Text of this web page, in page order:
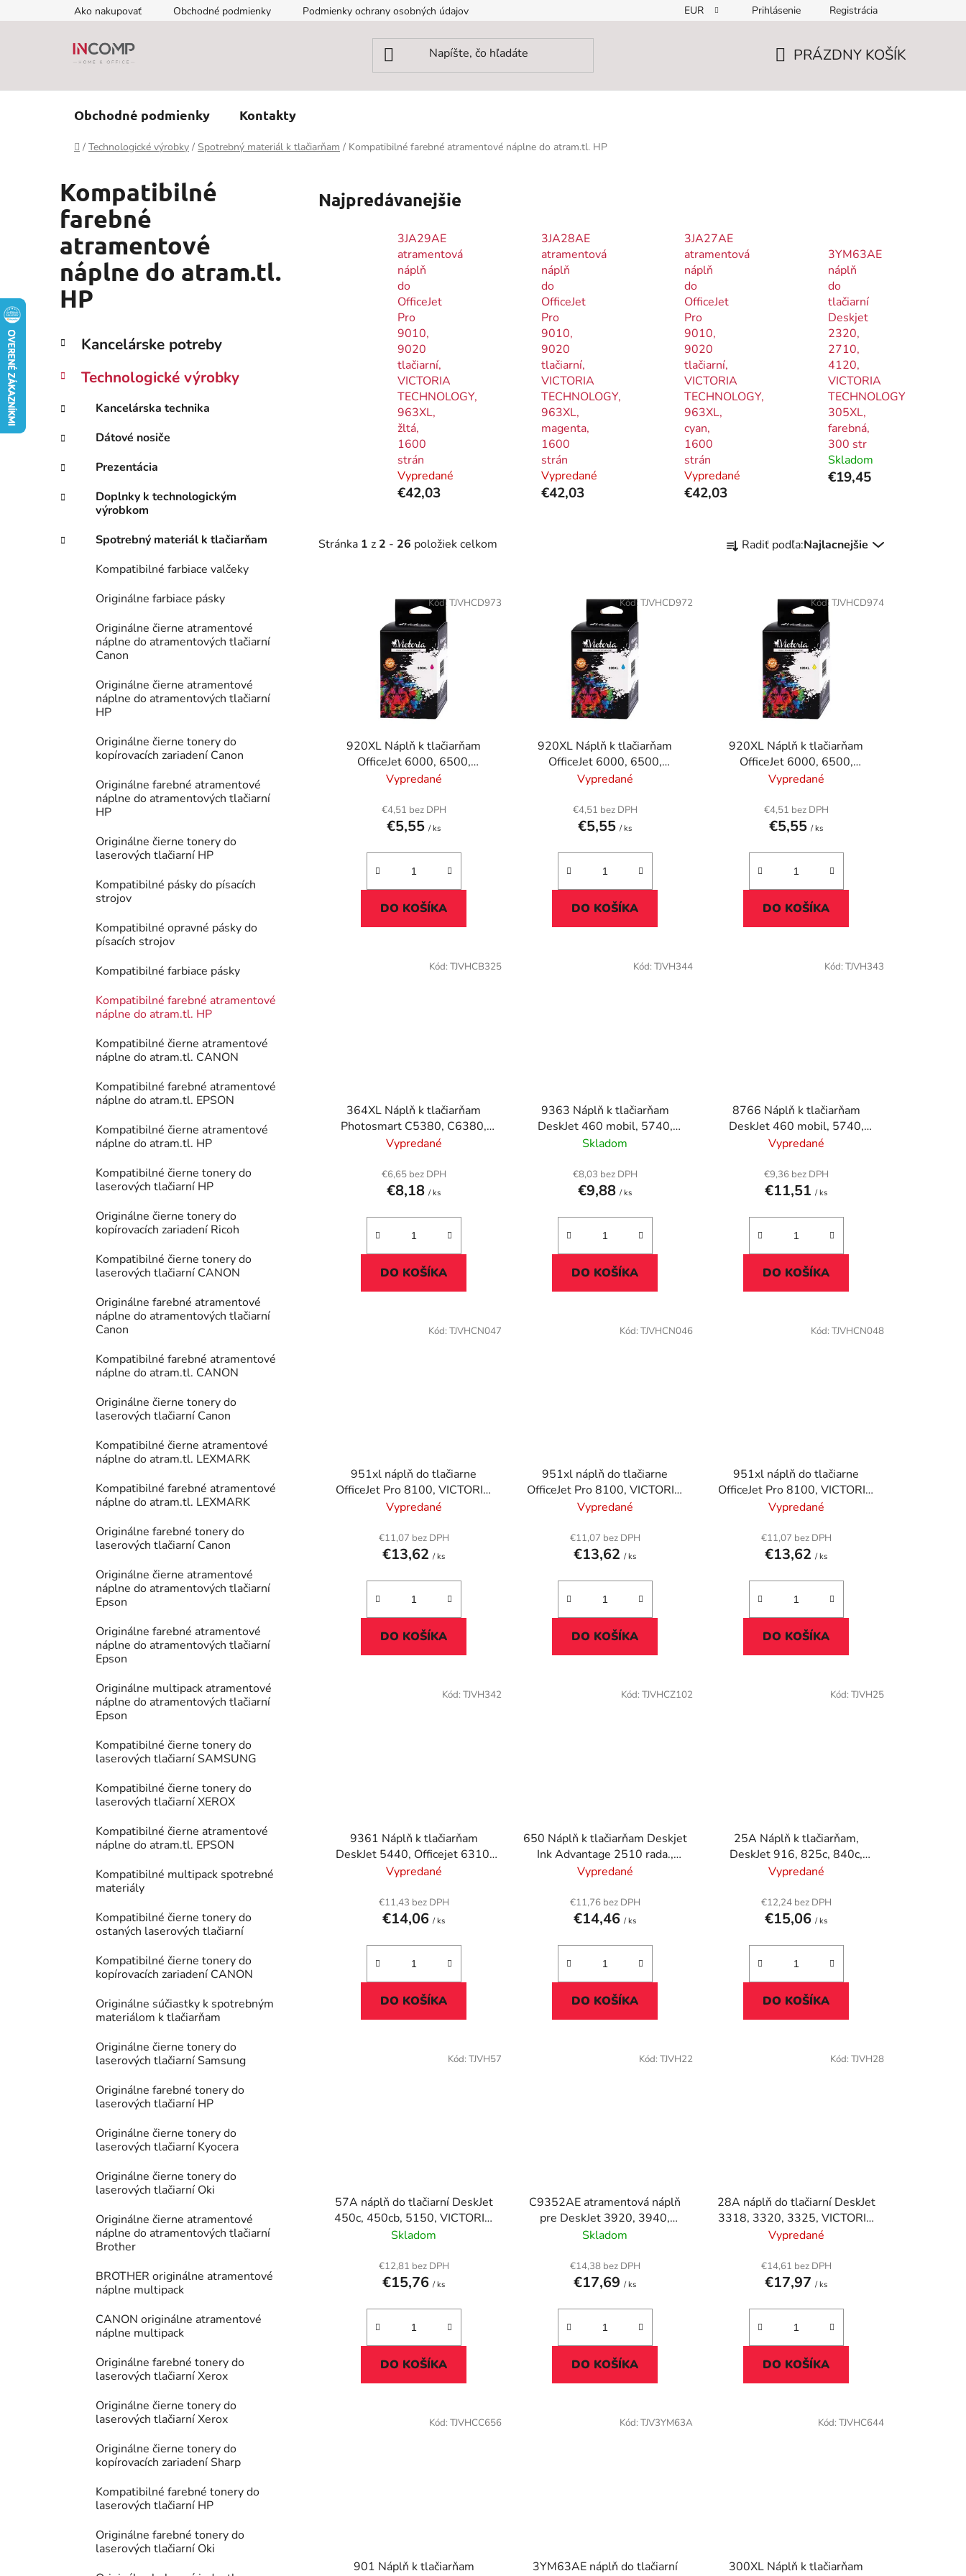
na
Ako nakupovať Obchodné podmienky Podmienky ochrany osobných údajov EUR Prihlásenie Registrácia
PRÁZDNY KOŠÍK
Obchodné podmienky Kontakty
Domov
/ Technologické výrobky / Spotrebný materiál k tlačiarňam / Kompatibilné farebné atramentové náplne do atram.tl. HP
Kompatibilné
farebné
atramentové
náplne do atram.tl.
HP
B
č
ý
p
a
n
l
Preskočiť
kategórie
K
a
e
ó
i
e
Kancelárske potreby
Technologické výrobky
Kancelárska technika
Dátové nosiče
Prezentácia
Doplnky k technologickým
výrobkom
Spotrebný materiál k tlačiarňam
Kompatibilné farbiace valčeky
Originálne farbiace pásky
Originálne čierne atramentové
náplne do atramentových tlačiarní
Canon
Originálne čierne atramentové
náplne do atramentových tlačiarní
HP
Originálne čierne tonery do
kopírovacích zariadení Canon
Originálne farebné atramentové
náplne do atramentových tlačiarní
HP
Originálne čierne tonery do
laserových tlačiarní HP
Kompatibilné pásky do písacích
strojov
Kompatibilné opravné pásky do
písacích strojov
Kompatibilné farbiace pásky
Kompatibilné farebné atramentové
náplne do atram.tl. HP
Kompatibilné čierne atramentové
náplne do atram.tl. CANON
Kompatibilné farebné atramentové
náplne do atram.tl. EPSON
Kompatibilné čierne atramentové
náplne do atram.tl. HP
Kompatibilné čierne tonery do
laserových tlačiarní HP
Originálne čierne tonery do
kopírovacích zariadení Ricoh
Kompatibilné čierne tonery do
laserových tlačiarní CANON
Originálne farebné atramentové
náplne do atramentových tlačiarní
Canon
Kompatibilné farebné atramentové
náplne do atram.tl. CANON
Originálne čierne tonery do
laserových tlačiarní Canon
Kompatibilné čierne atramentové
náplne do atram.tl. LEXMARK
Kompatibilné farebné atramentové
náplne do atram.tl. LEXMARK
Originálne farebné tonery do
laserových tlačiarní Canon
Originálne čierne atramentové
náplne do atramentových tlačiarní
Epson
Originálne farebné atramentové
náplne do atramentových tlačiarní
Epson
Originálne multipack atramentové
náplne do atramentových tlačiarní
Epson
Kompatibilné čierne tonery do
laserových tlačiarní SAMSUNG
Kompatibilné čierne tonery do
laserových tlačiarní XEROX
Kompatibilné čierne atramentové
náplne do atram.tl. EPSON
Kompatibilné multipack spotrebné
materiály
Kompatibilné čierne tonery do
ostaných laserových tlačiarní
Kompatibilné čierne tonery do
kopírovacích zariadení CANON
Originálne súčiastky k spotrebným
materiálom k tlačiarňam
Originálne čierne tonery do
laserových tlačiarní Samsung
Originálne farebné tonery do
laserových tlačiarní HP
Originálne čierne tonery do
laserových tlačiarní Kyocera
Originálne čierne tonery do
laserových tlačiarní Oki
Originálne čierne atramentové
náplne do atramentových tlačiarní
Brother
BROTHER originálne atramentové
náplne multipack
CANON originálne atramentové
náplne multipack
Originálne farebné tonery do
laserových tlačiarní Xerox
Originálne čierne tonery do
laserových tlačiarní Xerox
Originálne čierne tonery do
kopírovacích zariadení Sharp
Kompatibilné farebné tonery do
laserových tlačiarní HP
Originálne farebné tonery do
laserových tlačiarní Oki
Najpredávanejšie
3JA29AE
atramentová
náplň
do
OfficeJet
Pro
9010,
9020
tlačiarní,
VICTORIA
TECHNOLOGY,
963XL,
žltá,
1600
strán
Vypredané
€42,03
3JA28AE
atramentová
náplň
do
OfficeJet
Pro
9010,
9020
tlačiarní,
VICTORIA
TECHNOLOGY,
963XL,
magenta,
1600
strán
Vypredané
€42,03
3JA27AE
atramentová
náplň
do
OfficeJet
Pro
9010,
9020
tlačiarní,
VICTORIA
TECHNOLOGY,
963XL,
cyan,
1600
strán
Vypredané
€42,03
3YM63AE
náplň
do
tlačiarní
Deskjet
2320,
2710,
4120,
VICTORIA
TECHNOLOGY
305XL,
farebná,
300 str
Skladom
€19,45
Stránka 1 z 2 - 26 položiek celkom
a
u
Radiť podľa:Najlacnejšie
920XL Náplň k tlačiarňam
OfficeJet 6000, 6500,
VICTORIA TECHNOLOGY
Vypredané
€4,51 bez DPH
€5,55/ ks
DO KOŠÍKA
Kód: TJVHCD973
920XL Náplň k tlačiarňam
OfficeJet 6000, 6500,
VICTORIA TECHNOLOGY
Vypredané
€4,51 bez DPH
€5,55/ ks
DO KOŠÍKA
Kód: TJVHCD972
920XL Náplň k tlačiarňam
OfficeJet 6000, 6500,
VICTORIA TECHNOLOGY žltá,
Vypredané
€4,51 bez DPH
€5,55/ ks
DO KOŠÍKA
Kód: TJVHCD974
364XL Náplň k tlačiarňam
Photosmart C5380, C6380,
VICTORIA TECHNOLOGY žltá,
Vypredané
€6,65 bez DPH
€8,18/ ks
DO KOŠÍKA
Kód: TJVHCB325
9363 Náplň k tlačiarňam
DeskJet 460 mobil, 5740,
5940, VICTORIA
Skladom
€8,03 bez DPH
€9,88/ ks
DO KOŠÍKA
Kód: TJVH344
8766 Náplň k tlačiarňam
DeskJet 460 mobil, 5740,
5940, VICTORIA
Vypredané
€9,36 bez DPH
€11,51/ ks
DO KOŠÍKA
Kód: TJVH343
951xl náplň do tlačiarne
OfficeJet Pro 8100, VICTORIA
TECHNOLOGY, červená, 20ml
Vypredané
€11,07 bez DPH
€13,62/ ks
DO KOŠÍKA
Kód: TJVHCN047
951xl náplň do tlačiarne
OfficeJet Pro 8100, VICTORIA
TECHNOLOGY, modrá, 20ml
Vypredané
€11,07 bez DPH
€13,62/ ks
DO KOŠÍKA
Kód: TJVHCN046
951xl náplň do tlačiarne
OfficeJet Pro 8100, VICTORIA
TECHNOLOGY, žltá, 20ml
Vypredané
€11,07 bez DPH
€13,62/ ks
DO KOŠÍKA
Kód: TJVHCN048
9361 Náplň k tlačiarňam
DeskJet 5440, Officejet 6310,
VICTORIA TECHNOLOGY
Vypredané
€11,43 bez DPH
€14,06/ ks
DO KOŠÍKA
Kód: TJVH342
650 Náplň k tlačiarňam Deskjet
Ink Advantage 2510 rada.,
VICTORIA TECHNOLOGY
Vypredané
€11,76 bez DPH
€14,46/ ks
DO KOŠÍKA
Kód: TJVHCZ102
25A Náplň k tlačiarňam,
DeskJet 916, 825c, 840c,
VICTORIA TECHNOLOGY
Vypredané
€12,24 bez DPH
€15,06/ ks
DO KOŠÍKA
Kód: TJVH25
57A náplň do tlačiarní DeskJet
450c, 450cb, 5150, VICTORIA
TECHNOLOGY, farebná, 18ml
Skladom
€12,81 bez DPH
€15,76/ ks
DO KOŠÍKA
Kód: TJVH57
C9352AE atramentová náplň
pre DeskJet 3920, 3940,
D2300 tlačiarne, VICTORIA
12ml
Skladom
€14,38 bez DPH
€17,69/ ks
DO KOŠÍKA
Kód: TJVH22
28A náplň do tlačiarní DeskJet
3318, 3320, 3325, VICTORIA
TECHNOLOGY, farebná, 18ml
Vypredané
€14,61 bez DPH
€17,97/ ks
DO KOŠÍKA
Kód: TJVH28
901 Náplň k tlačiarňam
Kód: TJVHCC656
3YM63AE náplň do tlačiarní
Kód: TJV3YM63A
300XL Náplň k tlačiarňam
Kód: TJVHC644